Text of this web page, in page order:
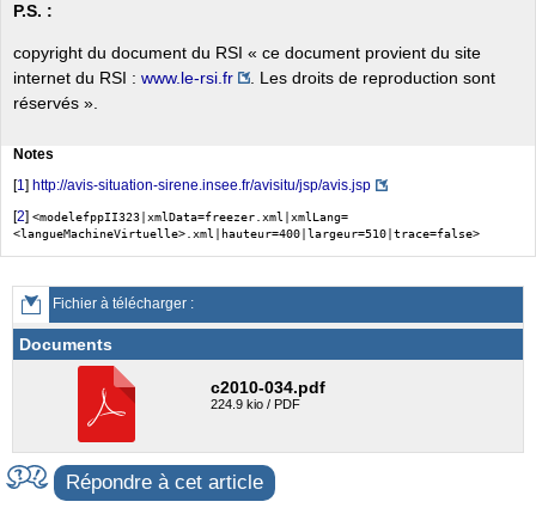
P.S. :
copyright du document du RSI « ce document provient du site
internet du RSI : www.le-rsi.fr
. Les droits de reproduction sont
réservés ».
Notes
[1 ] http://avis-situation-sirene.insee.fr/avisitu/jsp/avis.jsp
[2] <modelefppII323|xmlData=freezer.xml|xmlLang=
<langueMachineVirtuelle>.xml|hauteur=400|largeur=510|trace=false>
Fichier à télécharger :
Documents
c2010-034.pdf
224.9 kio / PDF
Répondre à cet article